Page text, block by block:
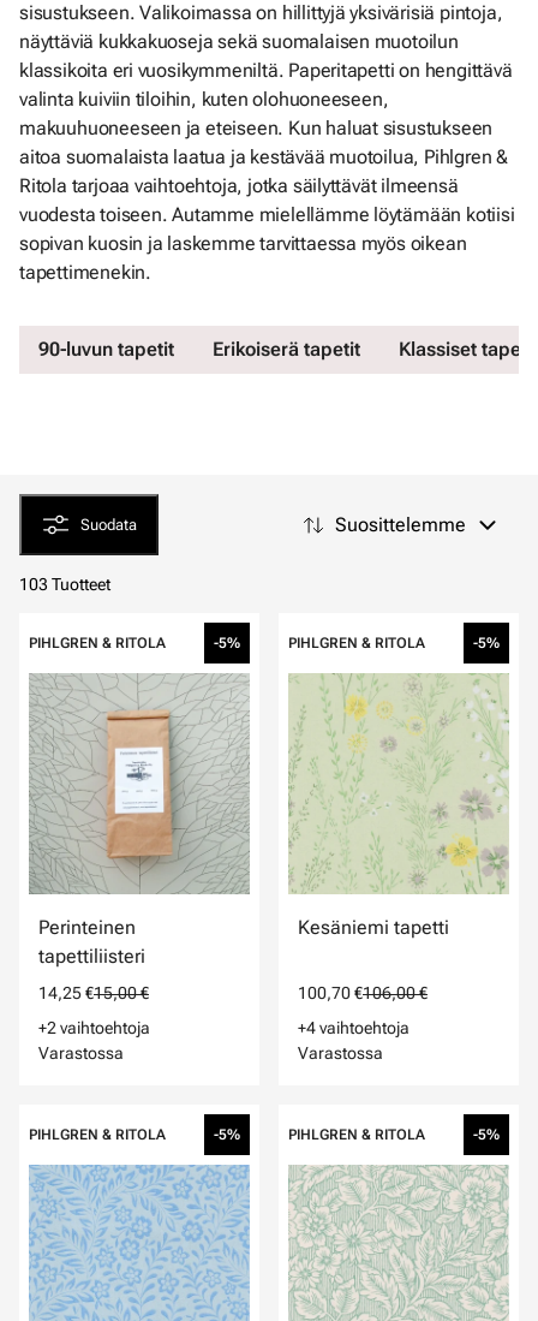
sisustukseen. Valikoimassa on hillittyjä yksivärisiä pintoja,
näyttäviä kukkakuoseja sekä suomalaisen muotoilun
klassikoita eri vuosikymmeniltä. Paperitapetti on hengittävä
valinta kuiviin tiloihin, kuten olohuoneeseen,
makuuhuoneeseen ja eteiseen. Kun haluat sisustukseen
aitoa suomalaista laatua ja kestävää muotoilua, Pihlgren &
Ritola tarjoaa vaihtoehtoja, jotka säilyttävät ilmeensä
vuodesta toiseen. Autamme mielellämme löytämään kotiisi
sopivan kuosin ja laskemme tarvittaessa myös oikean
tapettimenekin.
90-luvun tapetit Erikoiserä tapetit Klassiset tapetit
Suodata Suosittelemme
103 Tuotteet
PIHLGREN & RITOLA -5%
Perinteinen
tapettiliisteri
14,25 €15,00 €
+2 vaihtoehtoja
Varastossa
PIHLGREN & RITOLA -5%
Kesäniemi tapetti
100,70 €106,00 €
+4 vaihtoehtoja
Varastossa
PIHLGREN & RITOLA -5% PIHLGREN & RITOLA -5%